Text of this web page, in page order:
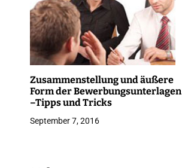
g
s
n
a
v
Zusammenstellung und äußere
Form der Bewerbungsunterlagen
–Tipps und Tricks
September 7, 2016